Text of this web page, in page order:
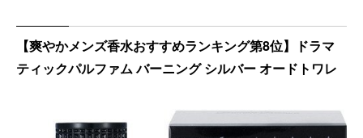
【爽やかメンズ香水おすすめランキング第8位】ドラマ
ティックパルファム バーニング シルバー オードトワレ